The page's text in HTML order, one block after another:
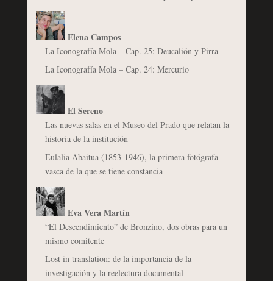
Elena Campos
La Iconografía Mola – Cap. 25: Deucalión y Pirra
La Iconografía Mola – Cap. 24: Mercurio
El Sereno
Las nuevas salas en el Museo del Prado que relatan la
historia de la institución
Eulalia Abaitua (1853-1946), la primera fotógrafa
vasca de la que se tiene constancia
Eva Vera Martín
“El Descendimiento” de Bronzino, dos obras para un
mismo comitente
Lost in translation: de la importancia de la
investigación y la reelectura documental